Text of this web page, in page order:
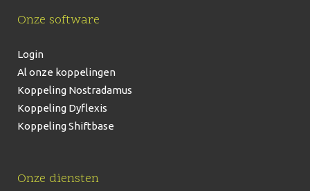
Onze software
Login
Al onze koppelingen
Koppeling Nostradamus
Koppeling Dyflexis
Koppeling Shiftbase
Onze diensten